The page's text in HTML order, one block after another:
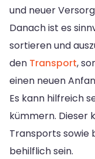
und neuer
Danach ist es
sortieren und
den Transport,
einen neuen
Es kann hilfreich
kümmern. Dieser
Transports sowie
behilflich sein.